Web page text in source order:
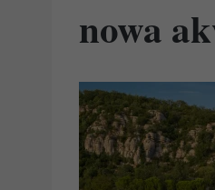
nowa